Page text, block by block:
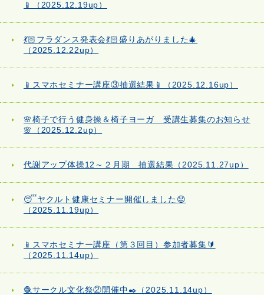
📱（2025.12.19up）
💃🏻フラダンス発表会💃🏻盛りあがりました🎄
（2025.12.22up）
📱スマホセミナー講座③抽選結果📱（2025.12.16up）
🌸椅子で行う健身操＆椅子ヨーガ 受講生募集のお知らせ
🌸（2025.12.2up）
代謝アップ体操12～２月期 抽選結果（2025.11.27up）
😴ヤクルト健康セミナー開催しました😟
（2025.11.19up）
📱スマホセミナー講座（第３回目）参加者募集🔰
（2025.11.14up）
🧶サークル文化祭②開催中✒️（2025.11.14up）